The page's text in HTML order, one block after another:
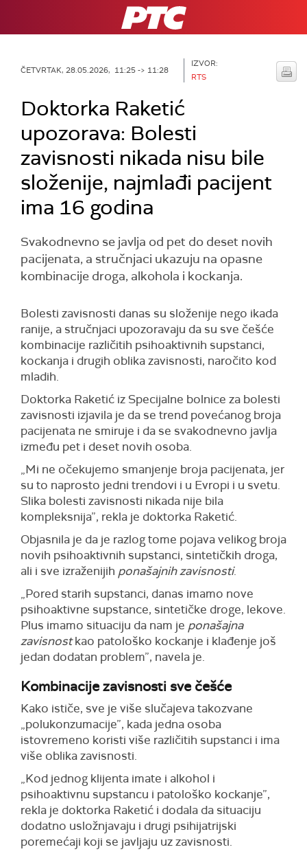
RTS
ČETVRTAK, 28.05.2026, 11:25 -> 11:28
IZVOR:
RTS
Doktorka Raketić
upozorava: Bolesti
zavisnosti nikada nisu bile
složenije, najmlađi pacijent
ima 16 godina
Svakodnevno se javlja od pet do deset novih
pacijenata, a stručnjaci ukazuju na opasne
kombinacije droga, alkohola i kockanja.
Bolesti zavisnosti danas su složenije nego ikada
ranije, a stručnjaci upozoravaju da su sve češće
kombinacije različitih psihoaktivnih supstanci,
kockanja i drugih oblika zavisnosti, naročito kod
mladih.
Doktorka Raketić iz Specijalne bolnice za bolesti
zavisnosti izjavila je da se trend povećanog broja
pacijenata ne smiruje i da se svakodnevno javlja
između pet i deset novih osoba.
„Mi ne očekujemo smanjenje broja pacijenata, jer
su to naprosto jedni trendovi i u Evropi i u svetu.
Slika bolesti zavisnosti nikada nije bila
kompleksnija”, rekla je doktorka Raketić.
Objasnila je da je razlog tome pojava velikog broja
novih psihoaktivnih supstanci, sintetičkih droga,
ali i sve izraženijih ponašajnih zavisnosti.
„Pored starih supstanci, danas imamo nove
psihoaktivne supstance, sintetičke droge, lekove.
Plus imamo situaciju da nam je ponašajna
zavisnostkao patološko kockanje i klađenje još
jedan dodatan problem”, navela je.
Kombinacije zavisnosti sve češće
Kako ističe, sve je više slučajeva takozvane
„polukonzumacije”, kada jedna osoba
istovremeno koristi više različitih supstanci i ima
više oblika zavisnosti.
„Kod jednog klijenta imate i alkohol i
psihoaktivnu supstancu i patološko kockanje”,
rekla je doktorka Raketić i dodala da situaciju
dodatno usložnjavaju i drugi psihijatrijski
poremećaji koji se javljaju uz zavisnosti.